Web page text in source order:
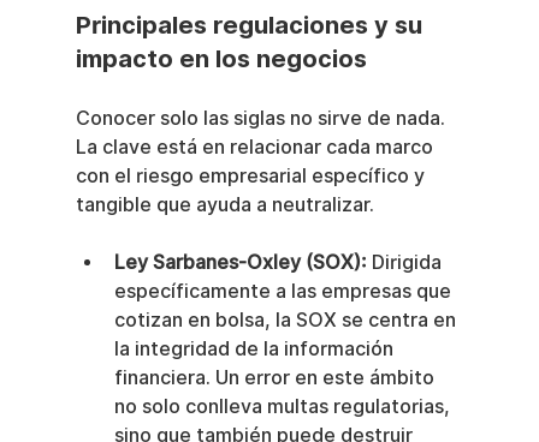
Principales regulaciones y su
impacto en los negocios
Conocer solo las siglas no sirve de nada.
La clave está en relacionar cada marco
con el riesgo empresarial específico y
tangible que ayuda a neutralizar.
Ley Sarbanes-Oxley (SOX): Dirigida
específicamente a las empresas que
cotizan en bolsa, la SOX se centra en
la integridad de la información
financiera. Un error en este ámbito
no solo conlleva multas regulatorias,
sino que también puede destruir